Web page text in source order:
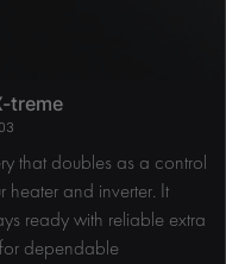
treme
that doubles as a control
heater and inverter. It
ready with reliable extra
dependable